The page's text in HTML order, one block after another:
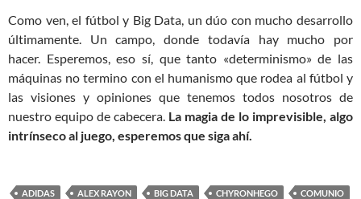
Como ven, el fútbol y Big Data, un dúo con mucho desarrollo
últimamente. Un campo, donde todavía hay mucho por
hacer. Esperemos, eso sí, que tanto «determinismo» de las
máquinas no termino con el humanismo que rodea al fútbol y
las visiones y opiniones que tenemos todos nosotros de
nuestro equipo de cabecera. La magia de lo imprevisible, algo
intrínseco al juego, esperemos que siga ahí.
ADIDAS ALEX RAYON BIG DATA CHYRONHEGO
COMUNIO